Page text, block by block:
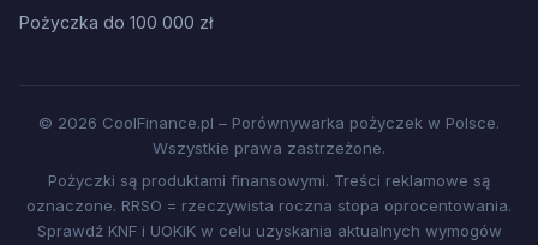
Pożyczka do 100 000 zł
© 2026 CoolFinance.pl – Porównywarka pożyczek w Polsce.
Wszystkie prawa zastrzeżone.
Pożyczki są produktami finansowymi. Treści reklamowe są
oznaczone. RRSO = rzeczywista roczna stopa oprocentowania.
Sprawdź KNF i UOKiK w celu uzyskania aktualnych wymogów